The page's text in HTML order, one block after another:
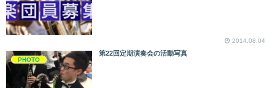
2014.08.04
PHOTO
第22回定期演奏会の活動写真